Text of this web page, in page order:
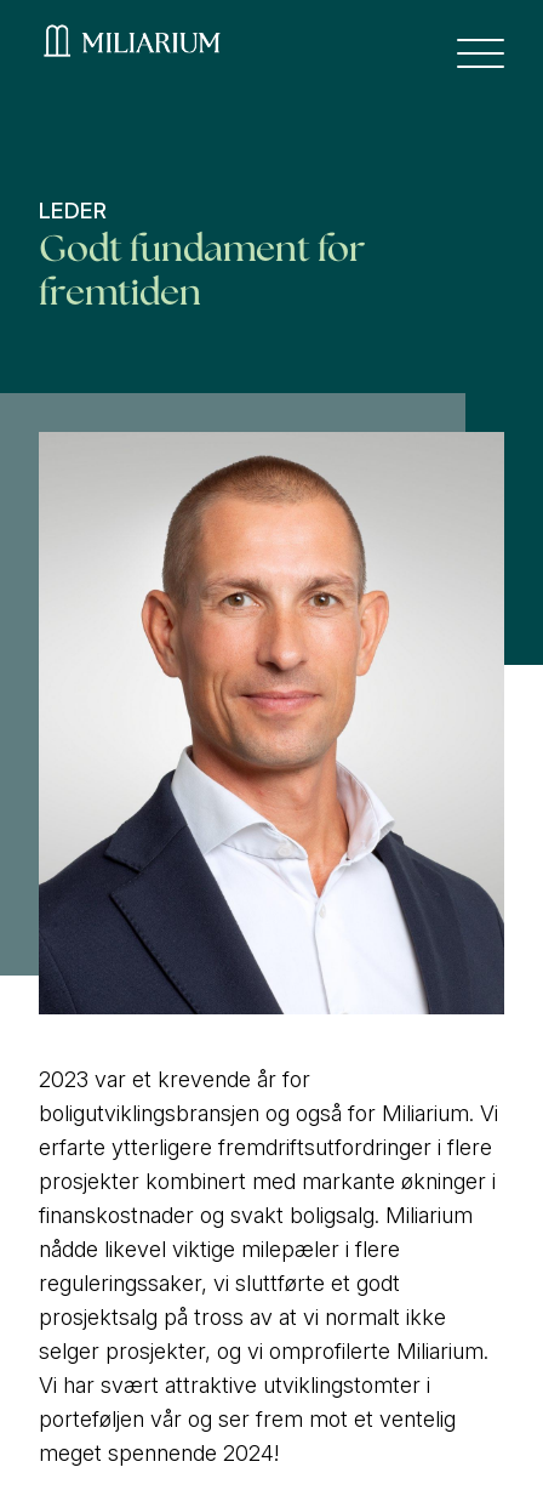
LEDER
Godt fundament for
fremtiden
2023 var et krevende år for
boligutviklingsbransjen og også for Miliarium. Vi
erfarte ytterligere fremdriftsutfordringer i flere
prosjekter kombinert med markante økninger i
finanskostnader og svakt boligsalg. Miliarium
nådde likevel viktige milepæler i flere
reguleringssaker, vi sluttførte et godt
prosjektsalg på tross av at vi normalt ikke
selger prosjekter, og vi omprofilerte Miliarium.
Vi har svært attraktive utviklingstomter i
porteføljen vår og ser frem mot et ventelig
meget spennende 2024!